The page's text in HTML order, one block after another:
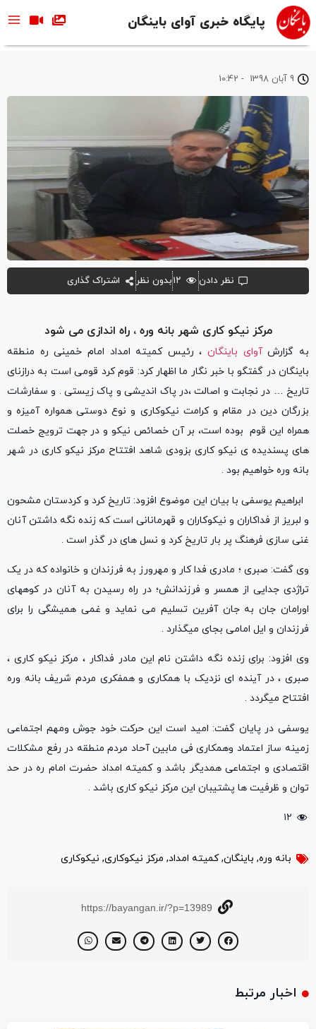
پایگاه خبری آوای باینگان
مرکز نیکو کاری شهر بانه وره ، راه اندازی می شود
9 آبان 1398 -
10:42
نظر دادن ۱۲بدون نظر اشتراک گذاری
به گزارشآوای باینگان، رئیس کمیته امداد امام خمینی ره منطقه
باینگان در گفتگو با خبر نگار ما اظهار کرد: قوم کرد قومی است به درازنای
تاریخ … در نجابت و اصالت ،در پاک اندیشی و پاک زیستی . و سفارشات
بزرگان دین در مقام و کرامت نیکوکاری و نوع دوستی همواره آمیزه و
همراه این قوم بوده است، بر آن خصائص نیکو و در جهت ترویج خصلت
های پسندیده ی نیکو کاری بزودی شاهد افتتاح مرکز نیکو کاری در شهر
بانه وره خواهیم بود .
ابراهیم یوسفی با بیان این موضوع افزود: تاریخ کرد و کردستان مشحون
و لبریز از فداکاران و نیکوکاران و قهرمانانی است که زنده نگه داشتن آنان
غنی سازی فرهنگ پر بار تاریخ کرد و نسل های در گذر است .
وی گفت: صبری ؛ مادری فدا کار و مهرورز به فرزندان و خانواده که در یک
تراژدی جدایی از همسر و فرزندانش؛ در راه رسیدن به آنان در کوههای
اورامان جان به جان آفرین تسلیم می نماید و غمی همیشگی را برای
فرزندان و ایل امامی بجای میگذارد .
وی افزود: برای زنده نگه داشتن نام این مادر فداکار ، مرکز نیکو کاری ،
صبری ، در آینده ای نزدیک با همکاری و همفکری مردم شریف بانه وره
افتتاح میگردد .
یوسفی در پایان گفت: امید است این حرکت خود جوش ومهم اجتماعی
زمینه ساز اعتماد وهمکاری فی مابین آحاد مردم منطقه در رفع مشکلات
اقتصادی و اجتماعی همدیگر باشد و کمیته امداد حضرت امام ره در حد
توان و ظرفیت ها پشتیبان این مرکز نیکو کاری باشد .
۱۲
بانه وره, باینگان,کمیته امداد, مرکز نیکوکاری, نیکوکاری
https://bayangan.ir/?p=13989
اخبار مرتبط